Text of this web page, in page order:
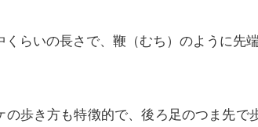
くらいの長さで、鞭（むち）のように先
の歩き方も特徴的で、後ろ足のつま先で